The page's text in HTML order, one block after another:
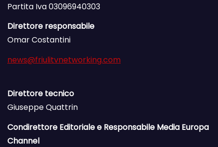
Partita Iva 03096940303
Direttore responsabile
Omar Costantini
news@friulitvnetworking.com
Direttore tecnico
Giuseppe Quattrin
Condirettore Editoriale e Responsabile Media Europa
Channel